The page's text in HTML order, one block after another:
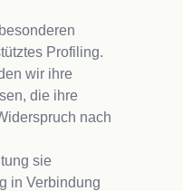
Profiling.
wir ihre
die ihre
nach
sie
in Verbindung